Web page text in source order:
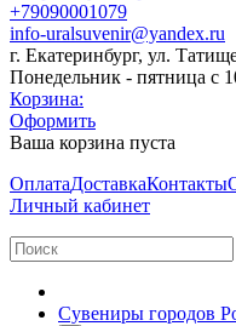
+79090001079
info-uralsuvenir@yandex.ru
г. Екатеринбург, ул.
Понедельник - пятница с
Корзина:
Оформить
Ваша корзина пуста
ОплатаДоставкаКонтакты
Личный кабинет
Сувениры городов